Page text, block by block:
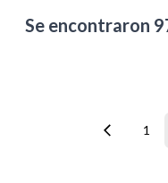
Se encontraron
1